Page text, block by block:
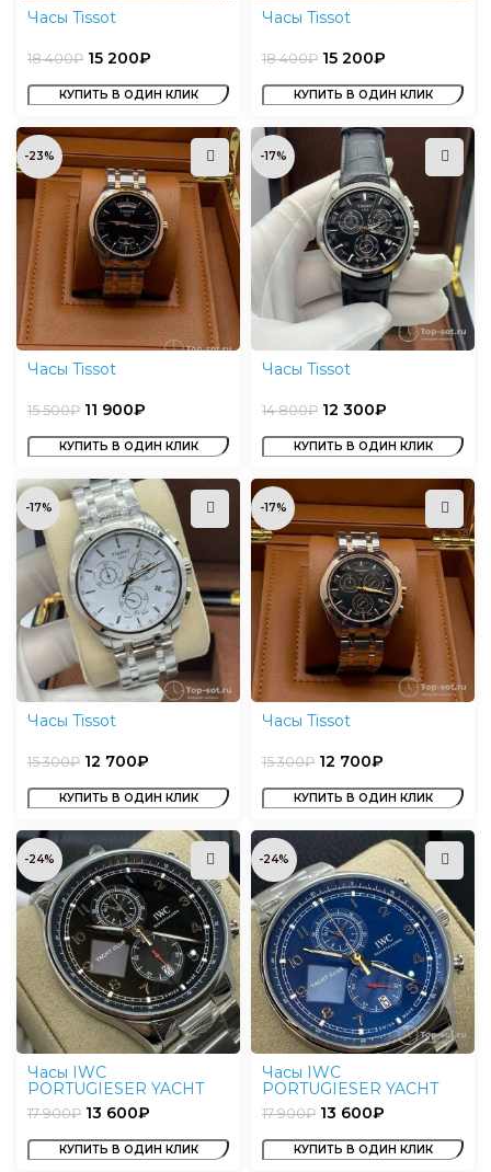
Часы Tissot
18 400₽ 15 200₽
КУПИТЬ В ОДИН КЛИК
Часы Tissot
18 400₽ 15 200₽
КУПИТЬ В ОДИН КЛИК
-23%
Часы Tissot
15 500₽ 11 900₽
КУПИТЬ В ОДИН КЛИК
-17%
Часы Tissot
14 800₽ 12 300₽
КУПИТЬ В ОДИН КЛИК
-17%
Часы Tissot
15 300₽ 12 700₽
КУПИТЬ В ОДИН КЛИК
-17%
Часы Tissot
15 300₽ 12 700₽
КУПИТЬ В ОДИН КЛИК
-24%
Часы IWC
PORTUGIESER YACHT
CLUB
17 900₽ 13 600₽
КУПИТЬ В ОДИН КЛИК
-24%
Часы IWC
PORTUGIESER YACHT
CLUB
17 900₽ 13 600₽
КУПИТЬ В ОДИН КЛИК